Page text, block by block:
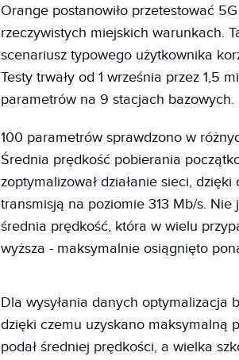
Orange postanowiło przetestować
rzeczywistych miejskich warunkach.
scenariusz typowego użytkownika
Testy trwały od 1 września przez 1,5
parametrów na 9 stacjach bazowych.
100 parametrów sprawdzono w
Średnia prędkość pobierania
zoptymalizował działanie sieci,
transmisją na poziomie 313 Mb/s.
średnia prędkość, która w wielu
wyższa - maksymalnie osiągnięto
Dla wysyłania danych optymalizacja
dzięki czemu uzyskano maksymalną
podał średniej prędkości, a wielka